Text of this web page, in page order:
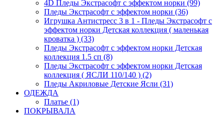
4D Пледы Экстрасофт с эффектом норки (99)
Пледы Экстрасофт с эффектом норки (36)
Игрушка Антистресс 3 в 1 - Пледы Экстрасофт с
эффектом норки Детская коллекция ( маленькая
кроватка ) (33)
Пледы Экстрасофт с эффектом норки Детская
коллекция 1.5 сп (8)
Пледы Экстрасофт с эффектом норки Детская
коллекция ( ЯСЛИ 110/140 ) (2)
Пледы Акриловые Детские Ясли (31)
ОДЕЖДА
Платье (1)
ПОКРЫВАЛА